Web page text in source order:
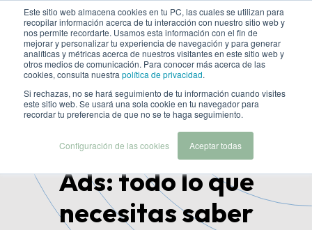
Este sitio web almacena cookies en tu PC, las cuales se utilizan para
recopilar información acerca de tu interacción con nuestro sitio web y
nos permite recordarte. Usamos esta información con el fin de
mejorar y personalizar tu experiencia de navegación y para generar
analíticas y métricas acerca de nuestros visitantes en este sitio web y
otros medios de comunicación. Para conocer más acerca de las
cookies, consulta nuestra política de privacidad.
Si rechazas, no se hará seguimiento de tu información cuando visites
este sitio web. Se usará una sola cookie en tu navegador para
recordar tu preferencia de que no se te haga seguimiento.
Configuración de las cookies Aceptar todas
Google eliminará Third-
Party Rates para Hotel
Ads: todo lo que
necesitas saber